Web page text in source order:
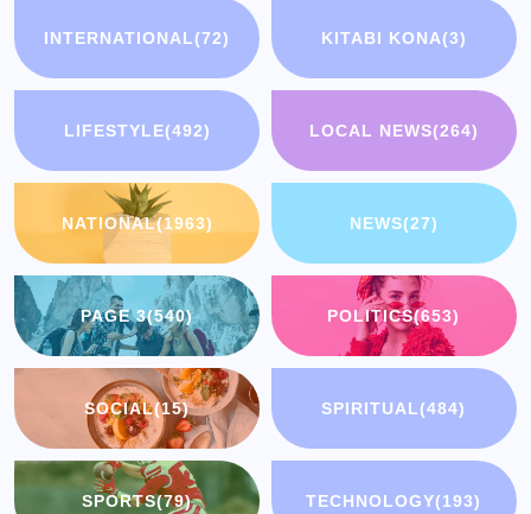
INTERNATIONAL(72) KITABI KONA(3)
LIFESTYLE(492) LOCAL NEWS(264)
NATIONAL(1963) NEWS(27)
PAGE 3(540) POLITICS(653)
SOCIAL(15) SPIRITUAL(484)
SPORTS(79) TECHNOLOGY(193)